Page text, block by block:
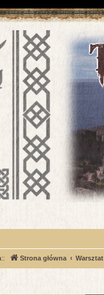
:: Strona główna Warsztat